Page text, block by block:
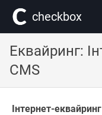
сheckbox
Еквайринг:
CMS
Інтернет-еквайринг